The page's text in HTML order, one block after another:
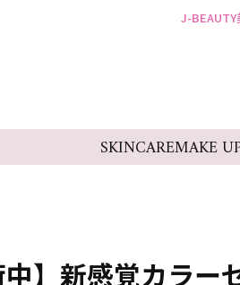
J-BEAUTY
SKINCAREMAKE
中】新感覚カラー